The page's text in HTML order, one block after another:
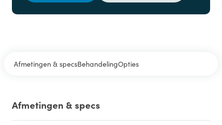
Afmetingen & specsBehandelingOpties
Afmetingen & specs